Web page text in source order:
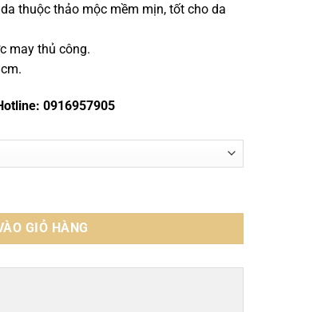
thuộc thảo mộc mềm mịn, tốt cho da
may thủ công.
0916957905
- GDGY0128S số lượng
GIỎ HÀNG